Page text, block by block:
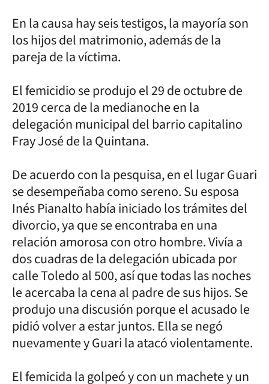
En la causa hay seis testigos, la mayoría son
los hijos del matrimonio, además de la
pareja de la víctima.
El femicidio se produjo el 29 de octubre de
2019 cerca de la medianoche en la
delegación municipal del barrio capitalino
Fray José de la Quintana.
De acuerdo con la pesquisa, en el lugar Guari
se desempeñaba como sereno. Su esposa
Inés Pianalto había iniciado los trámites del
divorcio, ya que se encontraba en una
relación amorosa con otro hombre. Vivía a
dos cuadras de la delegación ubicada por
calle Toledo al 500, así que todas las noches
le acercaba la cena al padre de sus hijos. Se
produjo una discusión porque el acusado le
pidió volver a estar juntos. Ella se negó
nuevamente y Guari la atacó violentamente.
El femicida la golpeó y con un machete y un